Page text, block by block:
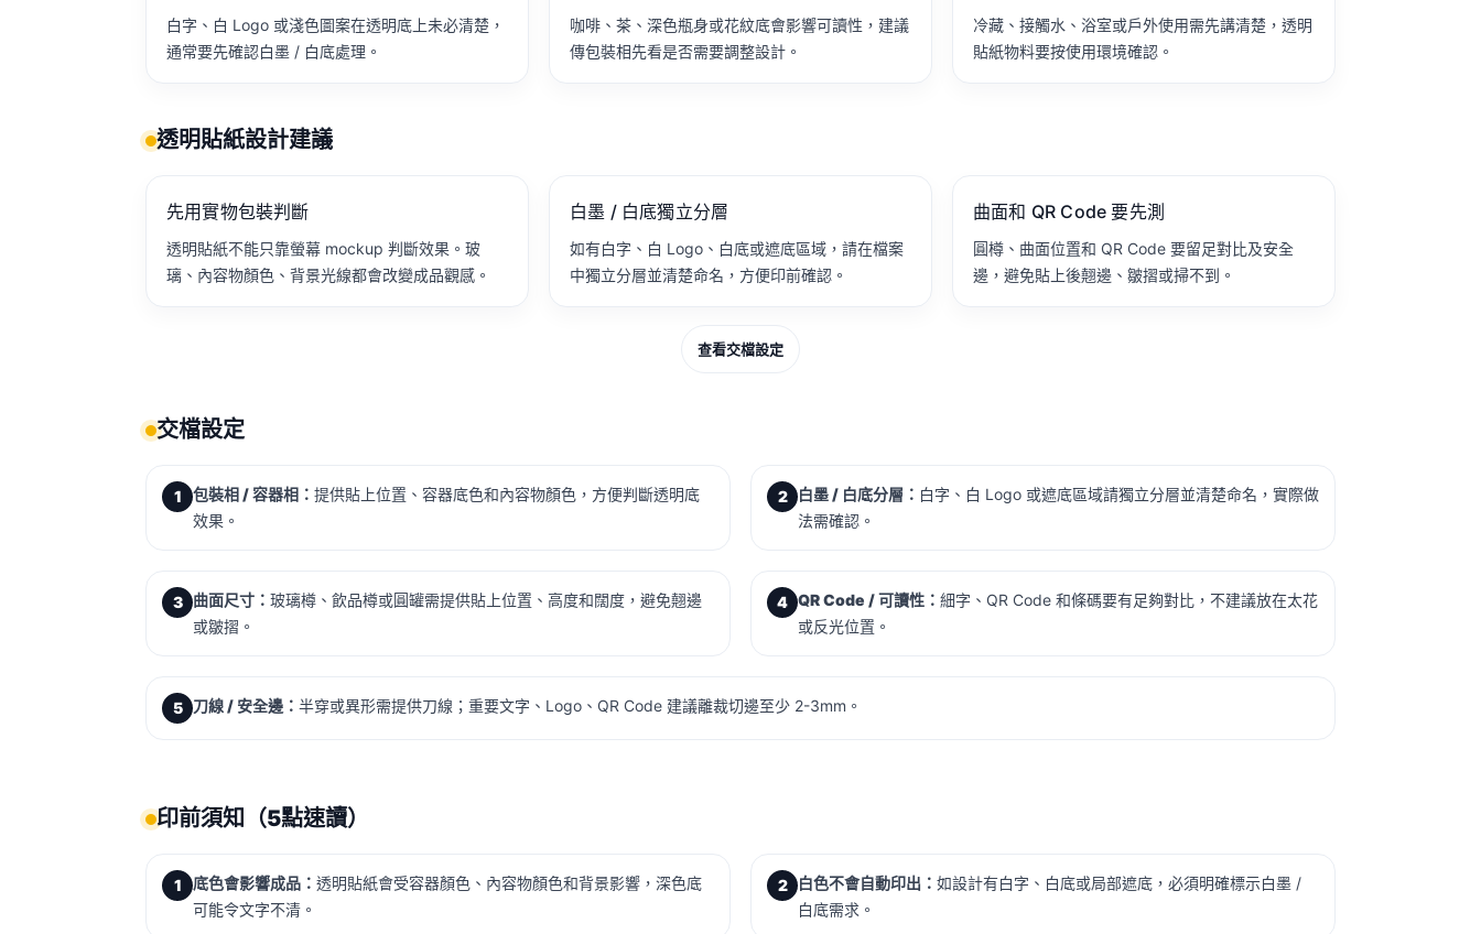
白字、白 Logo 或淺色圖案在透明底上未必清楚，
通常要先確認白墨 / 白底處理。
咖啡、茶、深色瓶身或花紋底會影響可讀性，建議
傳包裝相先看是否需要調整設計。
冷藏、接觸水、浴室或戶外使用需先講清楚，透明
貼紙物料要按使用環境確認。
透明貼紙設計建議
先用實物包裝判斷
透明貼紙不能只靠螢幕 mockup 判斷效果。玻
璃、內容物顏色、背景光線都會改變成品觀感。
白墨 / 白底獨立分層
如有白字、白 Logo、白底或遮底區域，請在檔案
中獨立分層並清楚命名，方便印前確認。
曲面和 QR Code 要先測
圓樽、曲面位置和 QR Code 要留足對比及安全
邊，避免貼上後翹邊、皺摺或掃不到。
查看交檔設定
交檔設定
1 包裝相 / 容器相： 提供貼上位置、容器底色和內容物顏色，方便判斷透明底
效果。
2 白墨 / 白底分層： 白字、白 Logo 或遮底區域請獨立分層並清楚命名，實際做
法需確認。
3 曲面尺寸： 玻璃樽、飲品樽或圓罐需提供貼上位置、高度和闊度，避免翹邊
或皺摺。
4 QR Code / 可讀性： 細字、QR Code 和條碼要有足夠對比，不建議放在太花
或反光位置。
5 刀線 / 安全邊： 半穿或異形需提供刀線；重要文字、Logo、QR Code 建議離裁切邊至少 2-3mm。
印前須知（5點速讀）
1 底色會影響成品： 透明貼紙會受容器顏色、內容物顏色和背景影響，深色底
可能令文字不清。
2 白色不會自動印出： 如設計有白字、白底或局部遮底，必須明確標示白墨 /
白底需求。